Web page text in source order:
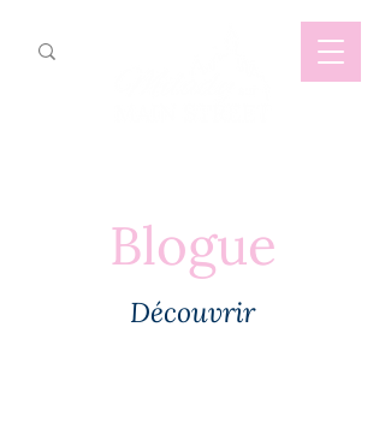
Blogue
Découvrir